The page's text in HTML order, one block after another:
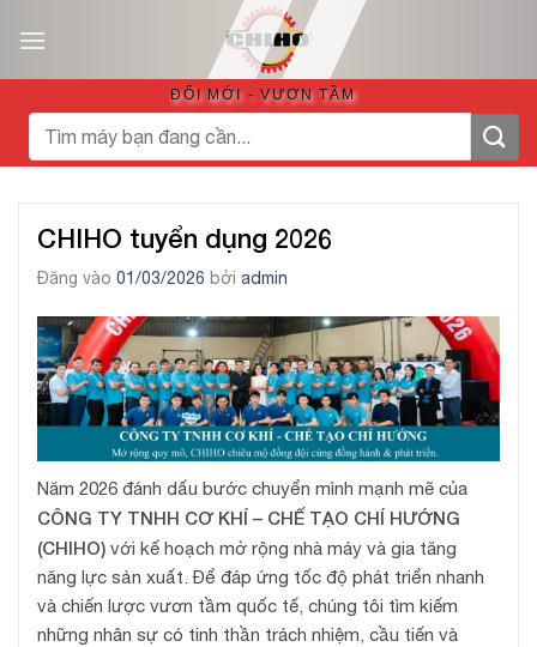
qua
ĐỔI MỚI - VƯƠN TẦM
Tìm
kiếm:
CHIHO tuyển dụng 2026
Đăng vào 01/03/2026 bởi admin
Năm 2026 đánh dấu bước chuyển mình mạnh mẽ của
CÔNG TY TNHH CƠ KHÍ – CHẾ TẠO CHÍ HƯỚNG
(CHIHO) với kế hoạch mở rộng nhà máy và gia tăng
năng lực sản xuất. Để đáp ứng tốc độ phát triển nhanh
và chiến lược vươn tầm quốc tế, chúng tôi tìm kiếm
những nhân sự có tinh thần trách nhiệm, cầu tiến và